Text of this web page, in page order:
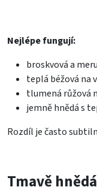
Nejlépe fungují:
broskvová a
teplá béžová na
tlumená růžová
jemně hnědá s
Rozdíl je často
Tmavě